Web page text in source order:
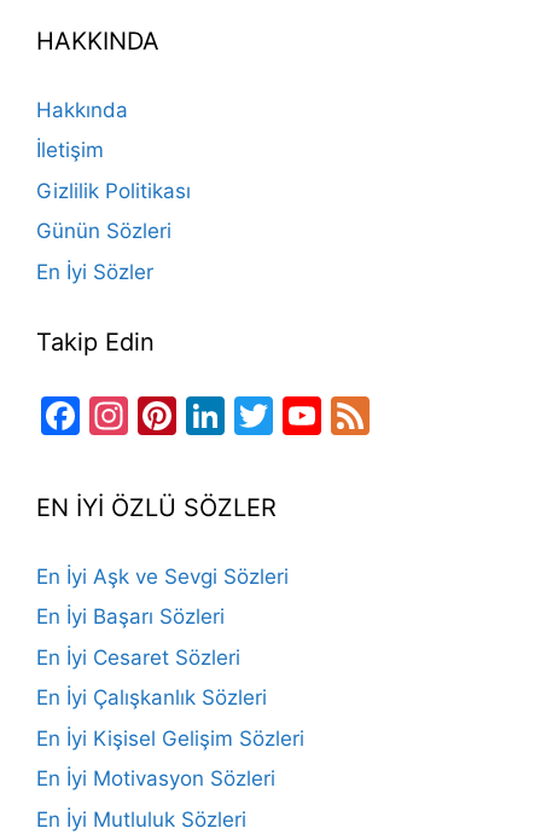
b
o
o
k
a
HAKKINDA
Hakkında
İletişim
Gizlilik Politikası
Günün Sözleri
En İyi Sözler
Takip Edin
Facebook
Instagram
Pinterest
LinkedIn
TwitterYouTube
EN İYİ ÖZLÜ SÖZLER
En İyi Aşk ve Sevgi Sözleri
En İyi Başarı Sözleri
En İyi Cesaret Sözleri
En İyi Çalışkanlık Sözleri
En İyi Kişisel Gelişim Sözleri
En İyi Motivasyon Sözleri
En İyi Mutluluk Sözleri